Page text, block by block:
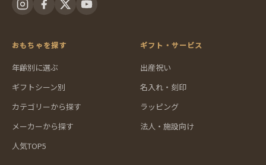
おもちゃを探す
年齢別に選ぶ
ギフトシーン別
カテゴリーから探す
メーカーから探す
人気TOP5
ギフト・サービス
出産祝い
名入れ・刻印
ラッピング
法人・施設向け